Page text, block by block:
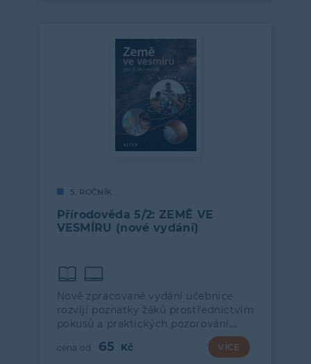
5. ROČNÍK
Přírodověda 5/2: ZEMĚ VE
VESMÍRU (nové vydání)
Nově zpracované vydání učebnice
rozvíjí poznatky žáků prostřednictvím
pokusů a praktických pozorování.…
65 VÍCE